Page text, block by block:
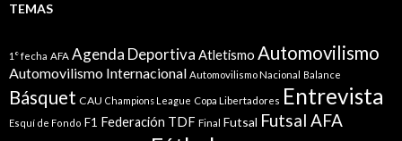
TEMAS
1° fecha AFA Agenda Deportiva Atletismo Automovilismo
Automovilismo Internacional Automovilismo Nacional Balance
Básquet CAU Champions League Copa Libertadores Entrevista
Esquí de Fondo F1 Federación TDF Final Futsal Futsal AFA